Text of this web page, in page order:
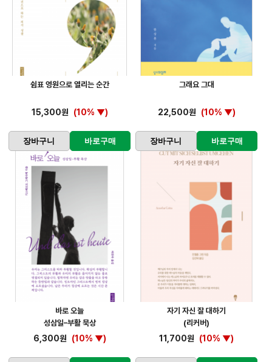
쉼표 영원으로 열리는 순간
15,300원 (10% ▼)
장바구니 바로구매
그래요 그대
22,500원 (10% ▼)
장바구니 바로구매
바로 오늘
성삼일–부활 묵상
6,300원 (10% ▼)
자기 자신 잘 대하기
(리커버)
11,700원 (10% ▼)